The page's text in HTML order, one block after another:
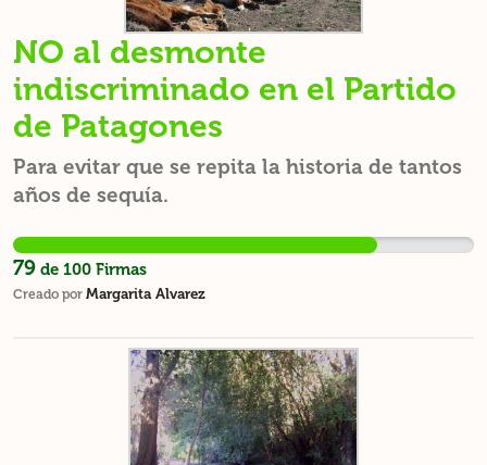
NO al desmonte
indiscriminado en el Partido
de Patagones
Para evitar que se repita la historia de tantos
años de sequía.
79 de 100 Firmas
Creado por Margarita Alvarez